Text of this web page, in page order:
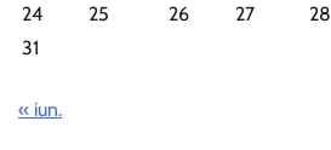
24
25 26 27 28
31
« iun.